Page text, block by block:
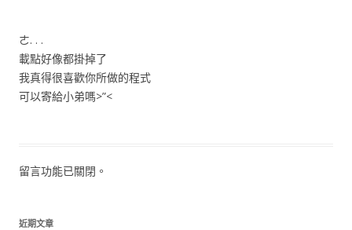
ㄜ. . .
載點好像都掛掉了
我真得很喜歡你所做的程式
可以寄給小弟嗎>”<
留言功能已關閉。
近期文章